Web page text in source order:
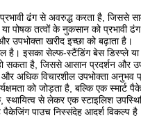
ढंग से अवरुद्ध करता है,
पोषक तत्वों के नुकसान को प्रभावी
खरीद इच्छा को बढ़ाता है।
इसका सेल्फ-स्टैंडिंग बेस डिस्प्ले या
है, जिससे आसान प्रदर्शन और
अधिक विचारशील उपभोक्ता अनुभव
को जोड़ता है, बल्कि एक स्मार्ट
से लेकर एक स्टाइलिश
पैकेजिंग पाउच निस्संदेह आदर्श विकल्प